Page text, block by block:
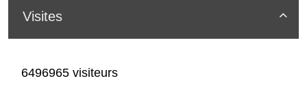

Visites
6496965 visiteurs